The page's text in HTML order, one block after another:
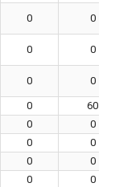
0 0
0 0
0 0
0
60
0
0
0
0
0
0
0
0